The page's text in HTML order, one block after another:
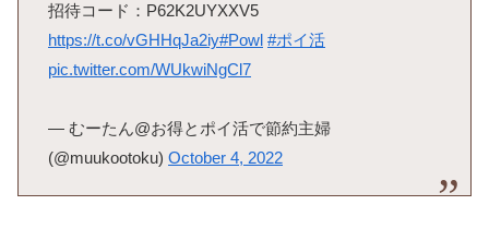
招待コード：P62K2UYXXV5
https://t.co/vGHHqJa2iy#Powl #ポイ活
pic.twitter.com/WUkwiNgCl7
— むーたん@お得とポイ活で節約主婦
(@muukootoku) October 4, 2022